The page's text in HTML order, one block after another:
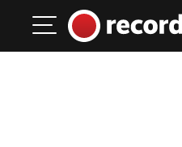
Main Navigation